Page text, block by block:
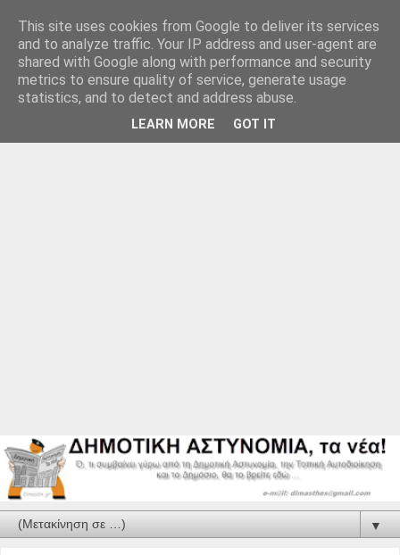
▼
This site uses cookies from Google to deliver its services
and to analyze traffic. Your IP address and user-agent are
shared with Google along with performance and security
metrics to ensure quality of service, generate usage
statistics, and to detect and address abuse.
LEARN MORE GOT IT